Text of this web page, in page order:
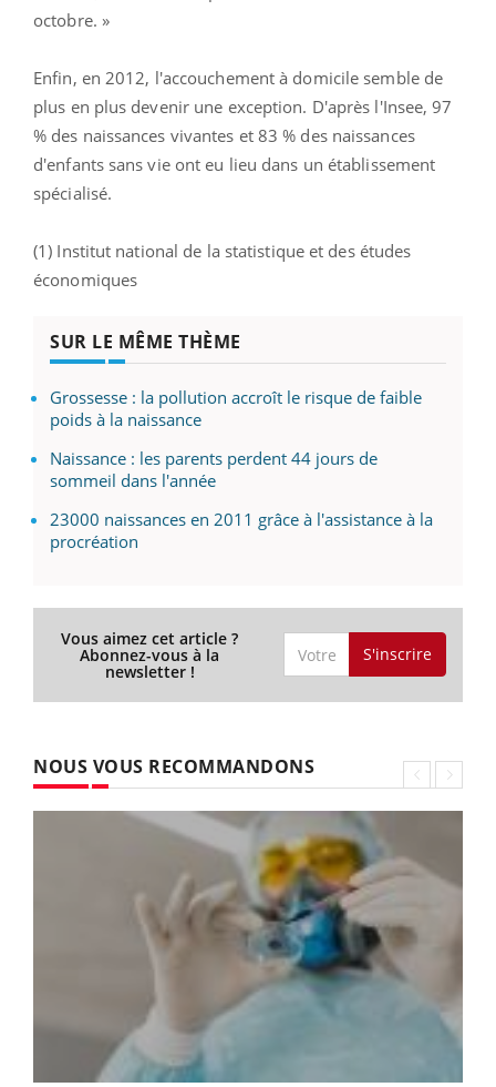
octobre. »
Enfin, en 2012, l'accouchement à domicile semble de
plus en plus devenir une exception. D'après l'Insee, 97
% des naissances vivantes et 83 % des naissances
d'enfants sans vie ont eu lieu dans un établissement
spécialisé.
(1) Institut national de la statistique et des études
économiques
SUR LE MÊME THÈME
Grossesse : la pollution accroît le risque de faible
poids à la naissance
Naissance : les parents perdent 44 jours de
sommeil dans l'année
23000 naissances en 2011 grâce à l'assistance à la
procréation
Vous aimez cet article ?
Abonnez-vous à la
newsletter !
S'inscrire
NOUS VOUS RECOMMANDONS